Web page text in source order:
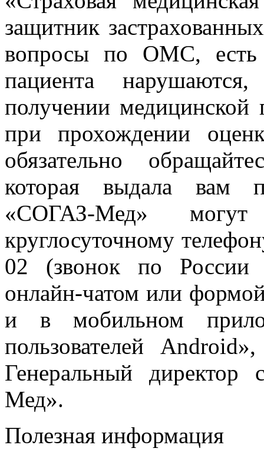
защитник
вопросы по ОМС, есть
пациента
получении
при прохождении
обязательно
которая выдала вам
«СОГАЗ-Мед» могут
круглосуточному
02 (звонок по России
онлайн-чатом или
и в мобильном
пользователей
Генеральный
Мед».
Полезная информация